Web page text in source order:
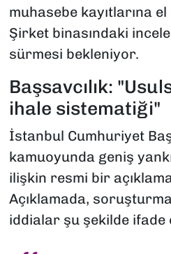
muhasebe kayıtlarına
Şirket binasındaki
sürmesi bekleniyor.
Başsavcılık:
ihale sistematiği"
İstanbul Cumhuriyet
kamuoyunda geniş
ilişkin resmi bir açıklama
Açıklamada,
iddialar şu şekilde ifade